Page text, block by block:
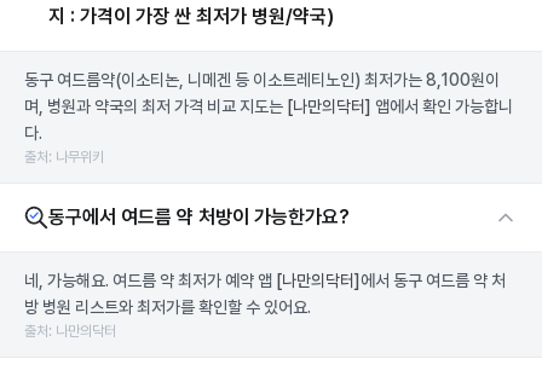
지 : 가격이 가장 싼 최저가 병원/약국)
동구 여드름약(이소티논, 니메겐 등 이소트레티노인) 최저가는 8,100원이
며, 병원과 약국의 최저 가격 비교 지도는 [나만의닥터] 앱에서 확인 가능합니
다.
출처: 나무위키
동구에서 여드름 약 처방이 가능한가요?
네, 가능해요. 여드름 약 최저가 예약 앱 [나만의닥터] 에서 동구 여드름 약 처
방 병원 리스트와 최저가를 확인할 수 있어요.
출처: 나만의닥터